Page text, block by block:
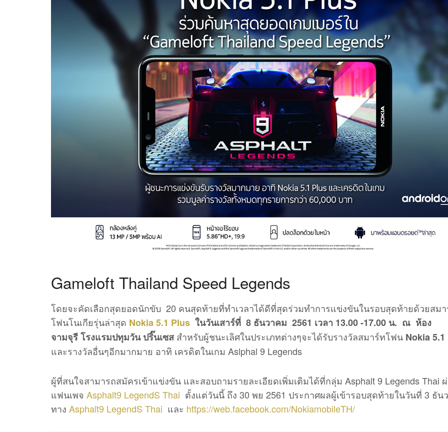
Gameloft Thailand Speed Legends
โดยจะคัดเลือกสุดยอดนักขับ 20 คนสุดท้ายที่ทำเวลาได้ดีที่สุดร่วมทำการแข่งขันในรอบสุดท้ายด้วยสม
โฟนโนเกียรุ่นล่าสุด Nokia 5.1 Plus ในวันเสาร์ที่ 8 ธันวาคม 2561 เวลา 13.00 -17.00 น. ณ ห้อง
จามจุรี โรงแรมปทุมวัน ปริ๊นเซสสำหรับผู้ชนะเลิศในประเภทต่างๆจะได้รับรางวัลสมาร์ทโฟน Nokia
และรางวัลอื่นๆอีกมากมาย อาทิ เครดิตในเกม Aslphal 9 Legends
ผู้ที่สนใจสามารถสมัครเข้าแข่งขัน และสอบถามรายละเอียดเพิ่มเติมได้ที่กลุ่ม Asphalt 9 Legends Thai
แฟนเพจ Asphalt9 LegendS Thai ตั้งแต่วันนี้ ถึง 30 พย 2561 ประกาศผลผู้เข้ารอบสุดท้ายในวันที่ 3 ธัน
ทาง Asphalt9 LegendS Thai และ https://web.facebook.com/NokiamobileTH/